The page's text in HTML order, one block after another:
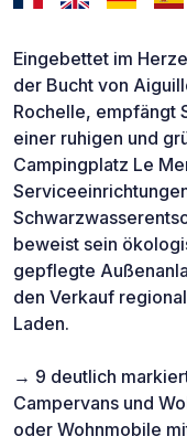
Eingebettet im
der Bucht von
Rochelle, empfängt
einer ruhigen und
Campingplatz Le
beweist sein
gepflegte
den Verkauf
Laden.
→ 9 deutlich
Campervans und
oder Wohnmobile